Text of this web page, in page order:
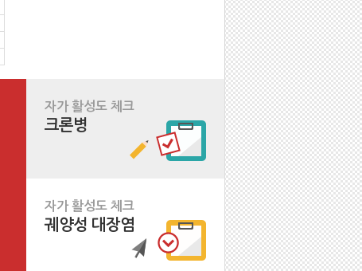
자가 활성도 체크
크론병
자가 활성도 체크
궤양성 대장염